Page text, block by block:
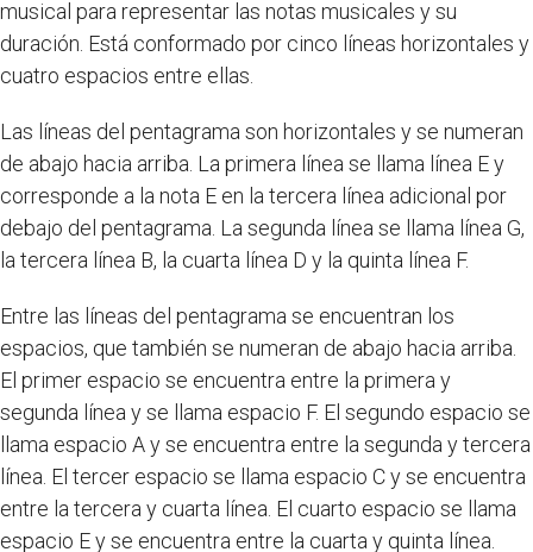
musical para representar las notas musicales y su
duración. Está conformado por cinco líneas horizontales y
cuatro espacios entre ellas.
Las líneas del pentagrama son horizontales y se numeran
de abajo hacia arriba. La primera línea se llama línea E y
corresponde a la nota E en la tercera línea adicional por
debajo del pentagrama. La segunda línea se llama línea G,
la tercera línea B, la cuarta línea D y la quinta línea F.
Entre las líneas del pentagrama se encuentran los
espacios, que también se numeran de abajo hacia arriba.
El primer espacio se encuentra entre la primera y
segunda línea y se llama espacio F. El segundo espacio se
llama espacio A y se encuentra entre la segunda y tercera
línea. El tercer espacio se llama espacio C y se encuentra
entre la tercera y cuarta línea. El cuarto espacio se llama
espacio E y se encuentra entre la cuarta y quinta línea.